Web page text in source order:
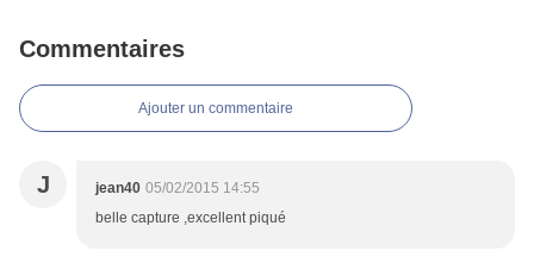
Commentaires
Ajouter un commentaire
J jean40 05/02/2015 14:55
belle capture ,excellent piqué